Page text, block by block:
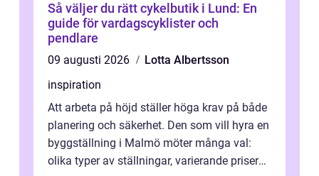
Så väljer du rätt cykelbutik i Lund: En
guide för vardagscyklister och
pendlare
09 augusti 2026
Lotta Albertsson
inspiration
Att arbeta på höjd ställer höga krav på både
planering och säkerhet. Den som vill hyra en
byggställning i Malmö möter många val:
olika typer av ställningar, varierande priser